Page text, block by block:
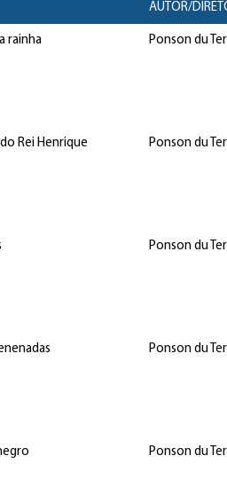
AUTOR/
rainha Ponson du
Rei Henrique Ponson du
Ponson du
Ponson du
Ponson du